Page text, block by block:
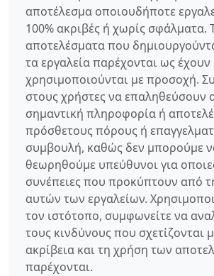
αποτέλεσμα οποιουδήποτε
100% ακριβές ή χωρίς σφάλματα.
αποτελέσματα που
τα εργαλεία παρέχονται ως έχουν
χρησιμοποιούνται με προσοχή.
στους χρήστες να επαληθεύσουν
σημαντική πληροφορία ή
πρόσθετους πόρους ή
συμβουλή, καθώς δεν μπορούμε
θεωρηθούμε υπεύθυνοι για
συνέπειες που προκύπτουν από
αυτών των εργαλείων.
τον ιστότοπο, συμφωνείτε να
τους κινδύνους που σχετίζονται
ακρίβεια και τη χρήση των
παρέχονται.